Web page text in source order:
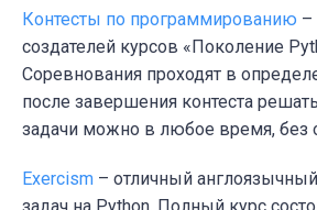
Контесты по программированию –
создателей курсов «Поколение
Соревнования проходят в
после завершения контеста
задачи можно в любое время, без
Exercism – отличный